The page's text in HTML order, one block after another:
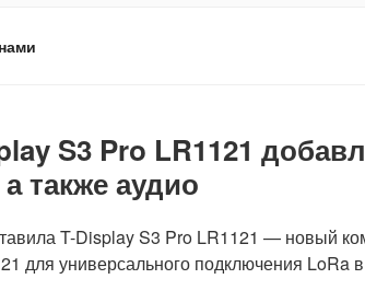
S3 Pro LR1121
также аудио
T-Display S3 Pro LR1121 — новый
для универсального подключения LoRa